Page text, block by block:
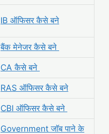
IB ऑफिसर कैसे बने
बैंक मेनेजर कैसे बने
CA कैसे बने
RAS ऑफिसर कैसे बने
CBI ऑफिसर कैसे बने
Government जॉब पाने के